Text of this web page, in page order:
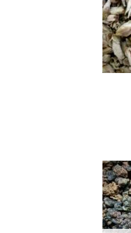
+